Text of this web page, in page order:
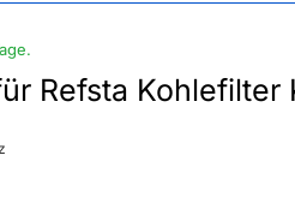
Refsta Kohlefilter